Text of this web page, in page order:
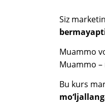
Siz
Muammo
Muammo –
Bu kurs